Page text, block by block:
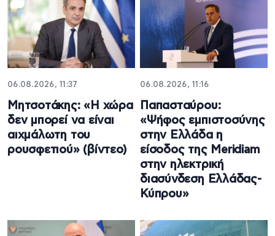
06.08.2026, 11:37
Μητσοτάκης: «Η χώρα
δεν μπορεί να είναι
αιχμάλωτη του
ρουσφετιού» (βίντεο)
06.08.2026, 11:16
Παπασταύρου:
«Ψήφος εμπιστοσύνης
στην Ελλάδα η
είσοδος της Meridiam
στην ηλεκτρική
διασύνδεση Ελλάδας-
Κύπρου»